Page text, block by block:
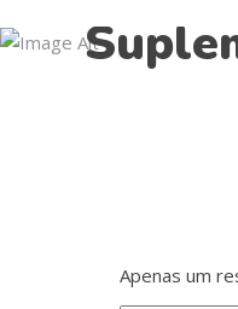
Apenas um